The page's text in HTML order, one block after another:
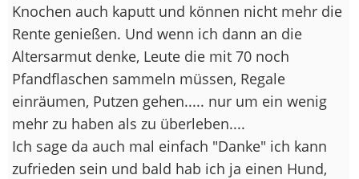
Knochen auch kaputt und können nicht mehr die
Rente genießen. Und wenn ich dann an die
Altersarmut denke, Leute die mit 70 noch
Pfandflaschen sammeln müssen, Regale
einräumen, Putzen gehen..... nur um ein wenig
mehr zu haben als zu überleben....
Ich sage da auch mal einfach "Danke" ich kann
zufrieden sein und bald hab ich ja einen Hund,